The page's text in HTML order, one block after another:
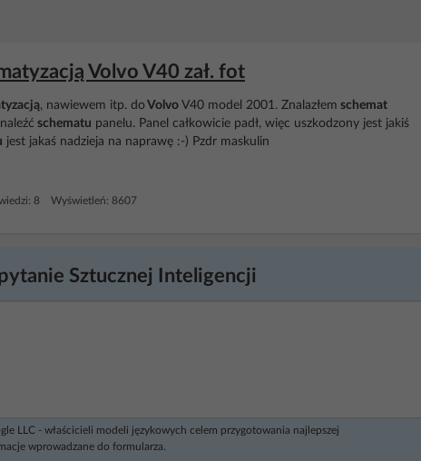
Volvo V40 zał. fot
, nawiewem itp. doVolvo V40 model 2001. Znalazłem schemat
schematu panelu. Panel całkowicie padł, więc uszkodzony jest jakiś
jest jakaś nadzieja na naprawę :-) Pzdr maskulin
8 Wyświetleń: 8607
Sztucznej Inteligencji
LLC - właścicieli modeli językowych celem przygotowania najlepszej
wprowadzane do formularza.